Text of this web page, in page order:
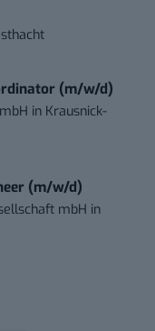
(m/w/d)
in Krausnick-
(m/w/d)
mbH in